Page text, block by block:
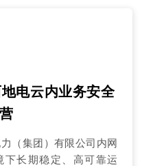
电云内业务安全
（集团）有限公司内网
下长期稳定、高可靠运